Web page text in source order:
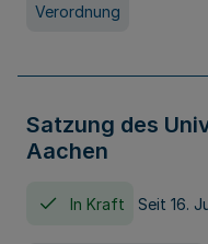
Verordnung
Satzung des
Aachen
In Kraft Seit 16.